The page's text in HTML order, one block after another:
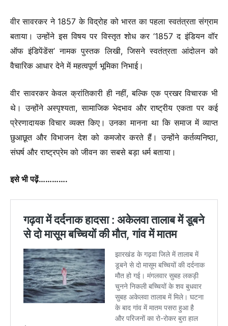
वीर सावरकर ने 1857 के विद्रोह को भारत का पहला स्वतंत्रता संग्राम
बताया। उन्होंने इस विषय पर विस्तृत शोध कर ‘1857 द इंडियन वॉर
ऑफ इंडिपेंडेंस’ नामक पुस्तक लिखी, जिसने स्वतंत्रता आंदोलन को
वैचारिक आधार देने में महत्वपूर्ण भूमिका निभाई।
वीर सावरकर केवल क्रांतिकारी ही नहीं, बल्कि एक प्रखर विचारक भी
थे। उन्होंने अस्पृश्यता, सामाजिक भेदभाव और राष्ट्रीय एकता पर कई
प्रेरणादायक विचार व्यक्त किए। उनका मानना था कि समाज में व्याप्त
छुआछूत और विभाजन देश को कमजोर करते हैं। उन्होंने कर्तव्यनिष्ठा,
संघर्ष और राष्ट्रप्रेम को जीवन का सबसे बड़ा धर्म बताया।
इसे भी पढ़ें………….